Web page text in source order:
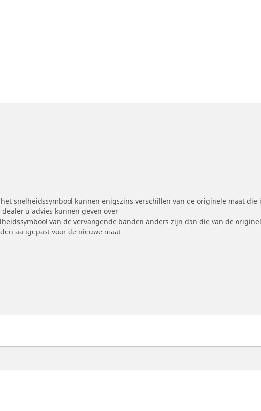
snelheidssymbool kunnen enigszins verschillen van de originele maat
u advies kunnen geven over:
van de vervangende banden anders zijn dan die van de
aangepast voor de nieuwe maat